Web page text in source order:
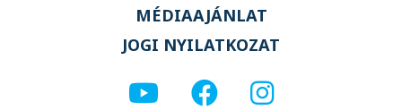
MÉDIAAJÁNLAT
JOGI NYILATKOZAT